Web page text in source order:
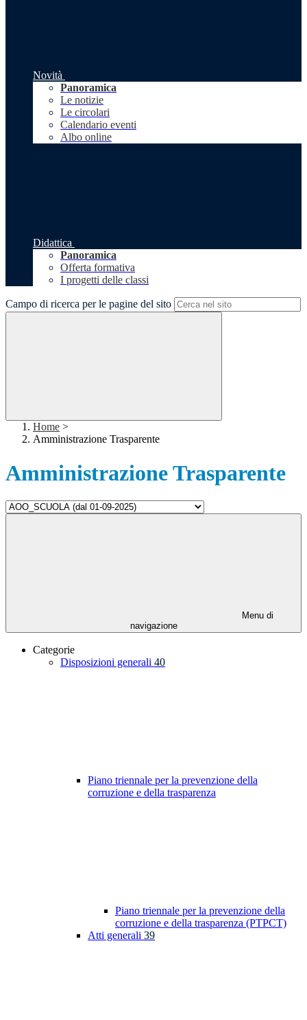
Novità
Panoramica
Le notizie
Le circolari
Calendario eventi
Albo online
Didattica
Panoramica
Offerta formativa
I progetti delle classi
Campo di ricerca per le pagine del sito
Home >
Amministrazione Trasparente
Amministrazione Trasparente
Menu di
navigazione
Categorie
Disposizioni generali 40
Piano triennale per la prevenzione della
corruzione e della trasparenza
Piano triennale per la prevenzione della
corruzione e della trasparenza (PTPCT)
Atti generali 39